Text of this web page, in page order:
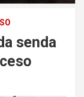
senda